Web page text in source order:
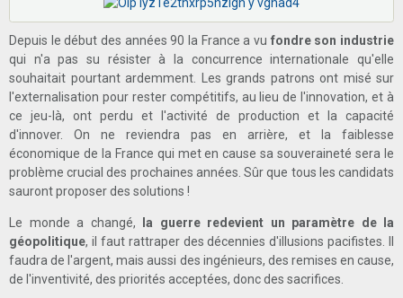
Depuis le début des années 90 la France a vu fondre son industrie
qui n'a pas su résister à la concurrence internationale qu'elle
souhaitait pourtant ardemment. Les grands patrons ont misé sur
l'externalisation pour rester compétitifs, au lieu de l'innovation, et à
ce jeu-là, ont perdu et l'activité de production et la capacité
d'innover. On ne reviendra pas en arrière, et la faiblesse
économique de la France qui met en cause sa souveraineté sera le
problème crucial des prochaines années. Sûr que tous les candidats
sauront proposer des solutions !
Le monde a changé, la guerre redevient un paramètre de la
géopolitique, il faut rattraper des décennies d'illusions pacifistes. Il
faudra de l'argent, mais aussi des ingénieurs, des remises en cause,
de l'inventivité, des priorités acceptées, donc des sacrifices.